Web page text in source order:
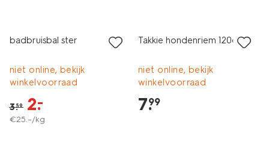
badbruisbal ster
niet online, bekijk
winkelvoorraad
3.59 2.
–
€25.–/kg
Takkie hondenriem 120cm
niet online, bekijk
winkelvoorraad
7.
99